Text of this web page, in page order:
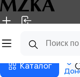
Главная
Каталог